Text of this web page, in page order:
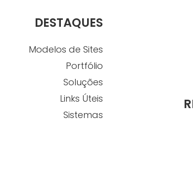
DESTAQUES
Modelos de Sites
Portfólio
Soluções
Links Úteis
Sistemas